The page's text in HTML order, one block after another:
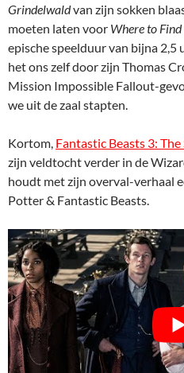
Grindelwaldvan zijn sokken
moeten laten voor Where to Find
epische speelduur van bijna 2,5
het ons zelf door zijn Thomas
Mission Impossible Fallout-
we uit de zaal stapten.
Kortom, Fantastic Beasts 3:
zijn veldtocht verder in de
houdt met zijn overval-verhaal
Potter & Fantastic Beasts.